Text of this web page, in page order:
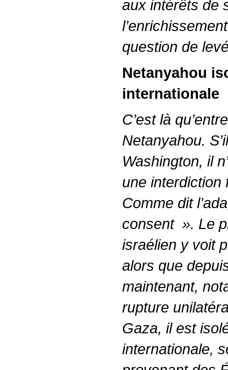
aux intérêts de
question de
Netanyahou
internationale
C’est là
Netanyahou.
Washington, il
une interdiction
Comme dit
consent ». Le
israélien y voit
alors que
maintenant,
rupture
Gaza, il est
internationale,